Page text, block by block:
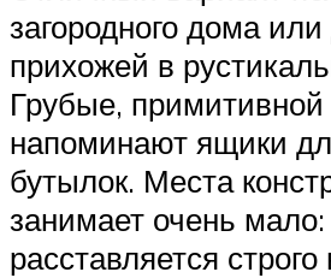
загородного дома
прихожей в
Грубые,
напоминают ящики
бутылок. Места
занимает очень
расставляется